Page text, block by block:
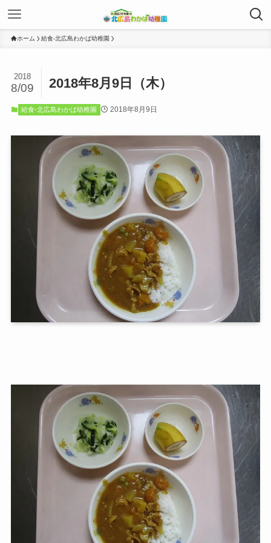
ホーム 給食-北広島わかば幼稚園
2018年8月9日（木）
2018
8/09
給食-北広島わかば幼稚園 2018年8月9日